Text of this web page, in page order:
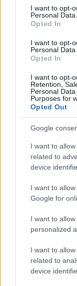
consent section.
I want to opt-
Personal Data.
Opted In
I want to opt-
Personal Data
Opted In
I want to opt-
Retention,
Personal
Purposes for
Opted Out
Google
I want to
related to
device
I want to
Google for
I want to
personalized
I want to
related to
device
Út a
Címkék:illúzió